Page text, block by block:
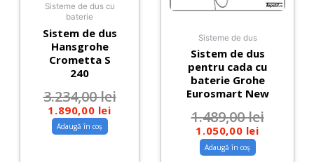
Sisteme de dus cu
baterie
Sistem de dus
Hansgrohe
Crometta S
240
3.234,00lei
1.890,00 lei
Adaugă în coș
Sisteme de dus
Sistem de dus
pentru cada cu
baterie Grohe
Eurosmart New
1.489,00lei
1.050,00 lei
Adaugă în coș